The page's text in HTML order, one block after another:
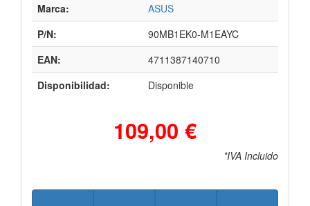
Marca:
ASUS
P/N:
90MB1EK0-M1EAYC
EAN:
4711387140710
Disponibilidad:
Disponible
109,00 €
*IVA Incluido